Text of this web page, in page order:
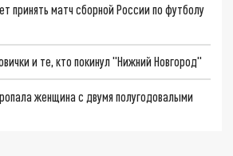
принять матч сборной России по футболу
и те, кто покинул "Нижний Новгород"
женщина с двумя полугодовалыми